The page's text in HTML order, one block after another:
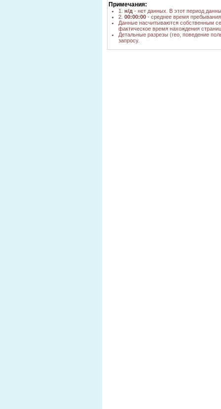
Примечания:
1. н/д - нет данных. В этот период
2. 00:00:00 - среднее время
Данные насчитываются собственным
фактическое время нахождения
Детальные разрезы (гео, поведение
запросу.